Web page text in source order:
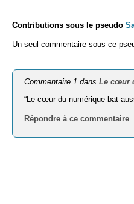
Contributions sous le pseudo
Un seul commentaire sous ce
Commentaire 1 dansLe cœur
“Le cœur du numérique bat
Répondre à ce commentaire